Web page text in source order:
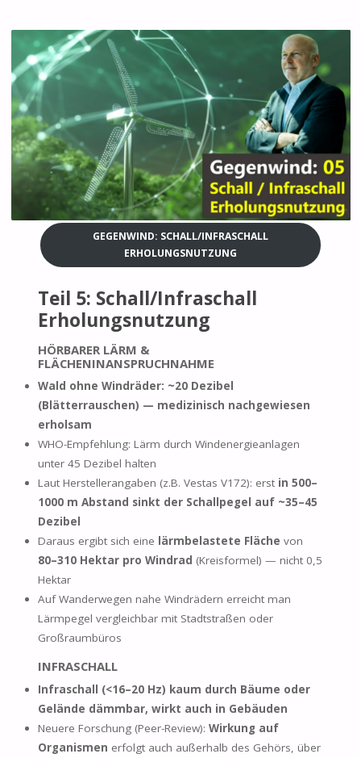
GEGENWIND: SCHALL/INFRASCHALL
ERHOLUNGSNUTZUNG
Teil 5: Schall/Infraschall
Erholungsnutzung
HÖRBARER LÄRM &
FLÄCHENINANSPRUCHNAHME
Wald ohne Windräder: ~20 Dezibel
(Blätterrauschen) — medizinisch nachgewiesen
erholsam
WHO-Empfehlung: Lärm durch Windenergieanlagen
unter 45 Dezibel halten
Laut Herstellerangaben (z.B. Vestas V172): erst in 500–
1000 m Abstand sinkt der Schallpegel auf ~35–45
Dezibel
Daraus ergibt sich eine lärmbelastete Fläche von
80–310 Hektar pro Windrad (Kreisformel) — nicht 0,5
Hektar
Auf Wanderwegen nahe Windrädern erreicht man
Lärmpegel vergleichbar mit Stadtstraßen oder
Großraumbüros
INFRASCHALL
Infraschall (<16–20 Hz) kaum durch Bäume oder
Gelände dämmbar, wirkt auch in Gebäuden
Neuere Forschung (Peer-Review):Wirkung auf
Organismen erfolgt auch außerhalb des Gehörs, über